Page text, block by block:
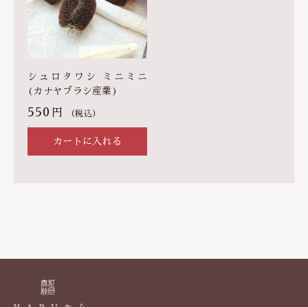
シュロタワシ ミニミニ
(カナヤブラシ産業)
550 円 （税込）
カートに入れる